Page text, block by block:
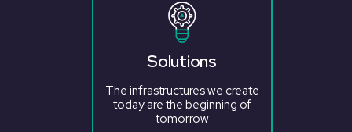
Solutions
The infrastructures we create
today are the beginning of
tomorrow